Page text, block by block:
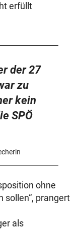
erfüllt
der 27
zu
kein
SPÖ
ohne
sollen“, prangert
als